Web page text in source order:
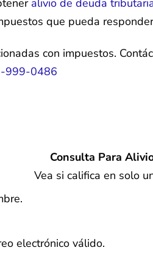
que pueda
con impuestos.
999-0486
Consulta Para
Vea si califica en solo
electrónico válido.